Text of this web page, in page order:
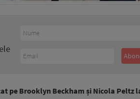
pe Brooklyn Beckham și Nicola Peltz